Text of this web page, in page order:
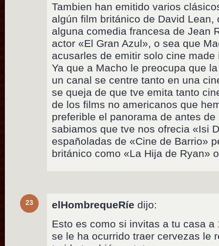
Tambien han emitido varios
algún film británico de David Lean,
alguna comedia francesa de Jean
actor «El Gran Azul», o sea que
acusarles de emitir solo cine made
Ya que a Macho le preocupa que
un canal se centre tanto en una
se queja de que tve emita tanto
de los films no americanos que
preferible el panorama de antes
sabiamos que tve nos ofrecia «Isi
españoladas de «Cine de Barrio»
británico como «La Hija de Ryan»
23 elHombrequeRíe dijo:
Esto es como si invitas a tu casa
se le ha ocurrido traer cervezas le